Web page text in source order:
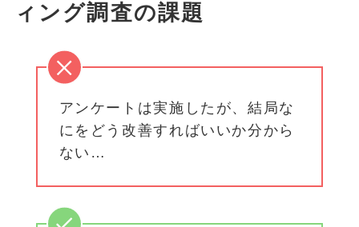
ィング調査の課題
アンケートは実施したが、結局な
にをどう改善すればいいか分から
ない…